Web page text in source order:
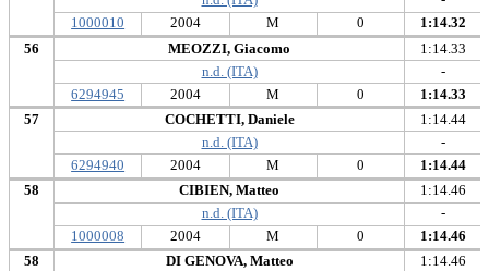
1000010 2004 M
1:14.32
0
56
6294945
MEOZZI, Giacomo
2004 M
n.d. (ITA)
1:14.33
-
1:14.33
0
57
6294940
COCHETTI, Daniele
2004 M
n.d. (ITA)
1:14.44
-
1:14.44
0
58
1000008
CIBIEN, Matteo
2004 M
n.d. (ITA)
1:14.46
-
1:14.46
0
58
DI GENOVA, Matteo
1:14.46